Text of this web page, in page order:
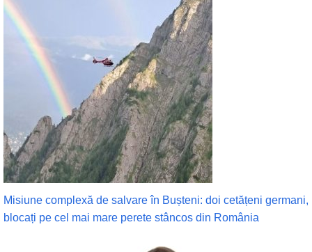
Misiune complexă de salvare în Bușteni: doi cetățeni germani,
blocați pe cel mai mare perete stâncos din România